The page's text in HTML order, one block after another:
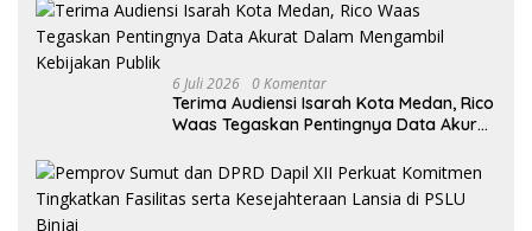
6 Juli 2026 0 Komentar
Terima Audiensi Isarah Kota Medan, Rico
Waas Tegaskan Pentingnya Data Akurat